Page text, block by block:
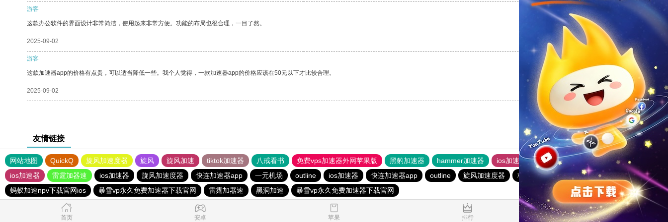
游客
这款办公软件的界面设计非常简洁，使用起来非常方便。功能的布局也很合理，一目了然。
2025-09-02 支持[0] 反对
游客
这款加速器app的价格有点贵，可以适当降低一些。我个人觉得，一款加速器app的价格应该在50元以下才比较合理。
2025-09-02 支持[0] 反对[0]
友情链接
网站地图 QuickQ 旋风加速度器 旋风 旋风加速 tiktok加速器 八戒看书 免费vps加速器外网苹果版 黑豹加速器 hammer加速器 ios加速器 快连加速器app
快连加速器app
ios加速器
雷霆加器速 ios加速器 旋风加速度器 快连加速器app 一元机场 outline ios加速器 快连加速器app outline 旋风加速度器 极光加速器 雷霆加器速
outline
蚂蚁加速npv下载官网ios
暴雪vp永久免费加速器下载官网 雷霆加器速 黑洞加速 暴雪vp永久免费加速器下载官网
首页 安卓 苹果 排行 推荐